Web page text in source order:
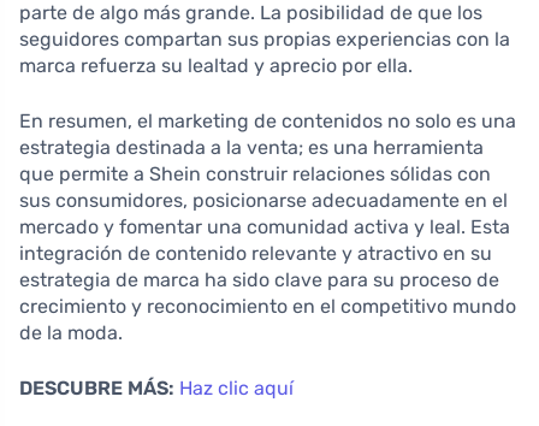
parte de algo más grande. La posibilidad de que los
seguidores compartan sus propias experiencias con la
marca refuerza su lealtad y aprecio por ella.
En resumen, el marketing de contenidos no solo es una
estrategia destinada a la venta; es una herramienta
que permite a Shein construir relaciones sólidas con
sus consumidores, posicionarse adecuadamente en el
mercado y fomentar una comunidad activa y leal. Esta
integración de contenido relevante y atractivo en su
estrategia de marca ha sido clave para su proceso de
crecimiento y reconocimiento en el competitivo mundo
de la moda.
DESCUBRE MÁS: Haz clic aquí